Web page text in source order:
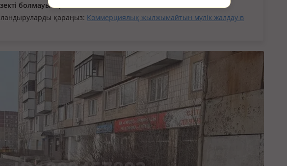
болмауы мүмкін.
қараңыз: Коммерциялық жылжымайтын мүлік жалдау в